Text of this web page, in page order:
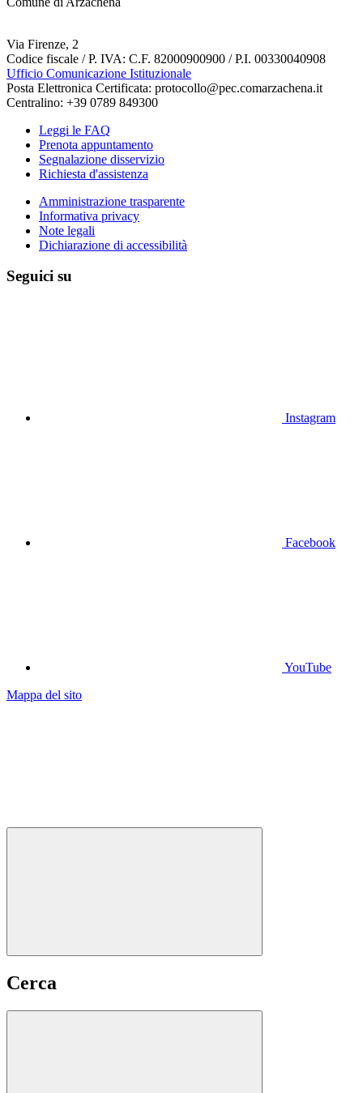
Via Firenze, 2
Codice fiscale / P. IVA: C.F. 82000900900 / P.I. 00330040908
Ufficio Comunicazione Istituzionale
Posta Elettronica Certificata: protocollo@pec.comarzachena.it
Centralino: +39 0789 849300
Leggi le FAQ
Prenota appuntamento
Segnalazione disservizio
Richiesta d'assistenza
Amministrazione trasparente
Informativa privacy
Note legali
Dichiarazione di accessibilità
Seguici su
Instagram
Facebook
YouTube
Mappa del sito
Cerca